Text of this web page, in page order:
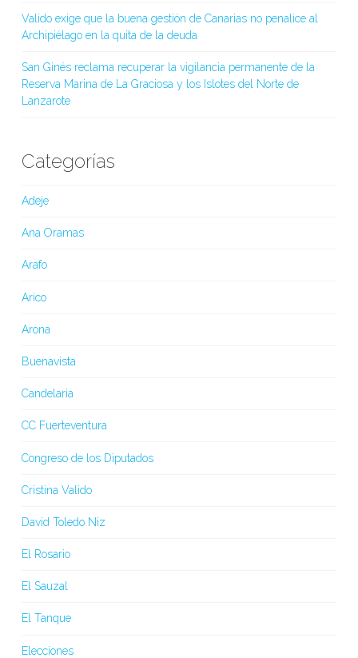
Valido exige que la buena gestión de Canarias no penalice al
Archipiélago en la quita de la deuda
San Ginés reclama recuperar la vigilancia permanente de la
Reserva Marina de La Graciosa y los Islotes del Norte de
Lanzarote
Categorías
Adeje
Ana Oramas
Arafo
Arico
Arona
Buenavista
Candelaria
CC Fuerteventura
Congreso de los Diputados
Cristina Valido
David Toledo Niz
El Rosario
El Sauzal
El Tanque
Elecciones